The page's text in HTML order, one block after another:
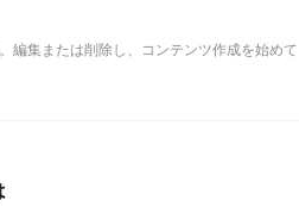
編集または削除し、コンテンツ作成を始めて